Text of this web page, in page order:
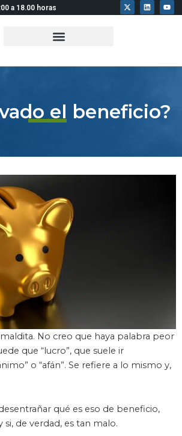
a 18.00 horas
X
-
t
L
i
n
Y
o
u
el beneficio?
No creo que haya palabra peor
que “lucro”, que suele ir
o “afán”. Se refiere a lo mismo y,
qué es eso de beneficio,
de verdad, es tan malo.